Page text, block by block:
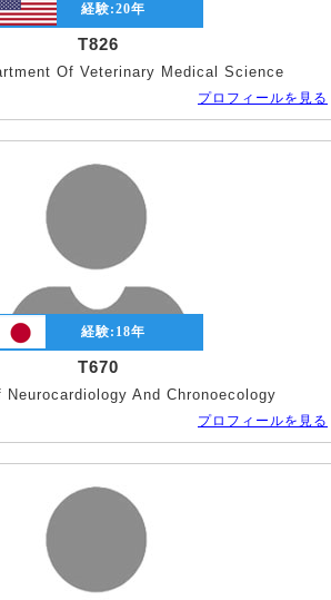
経験:20年
T826
Of Veterinary Medical Science
プロフィールを見る
経験: 18年
T670
Neurocardiology And Chronoecology
プロフィールを見る